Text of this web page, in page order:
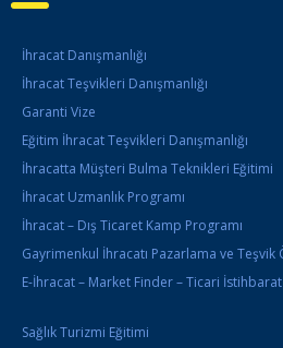
İhracat Danışmanlığı
İhracat Teşvikleri Danışmanlığı
Garanti Vize
Eğitim İhracat Teşvikleri Danışmanlığı
İhracatta Müşteri Bulma Teknikleri Eğitimi
İhracat Uzmanlık Programı
İhracat – Dış Ticaret Kamp Programı
Gayrimenkul İhracatı Pazarlama ve Teşvik
E-İhracat – Market Finder – Ticari İstihbarat
Sağlık Turizmi Eğitimi